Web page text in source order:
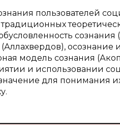
пользователей
осознание
модель сознания
и использовании
для понимания